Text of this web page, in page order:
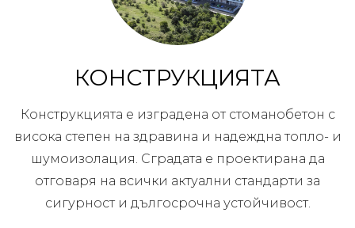
КОНСТРУКЦИЯТА
Конструкцията е изградена от стоманобетон с
висока степен на здравина и надеждна топло- и
шумоизолация. Сградата е проектирана да
отговаря на всички актуални стандарти за
сигурност и дългосрочна устойчивост.